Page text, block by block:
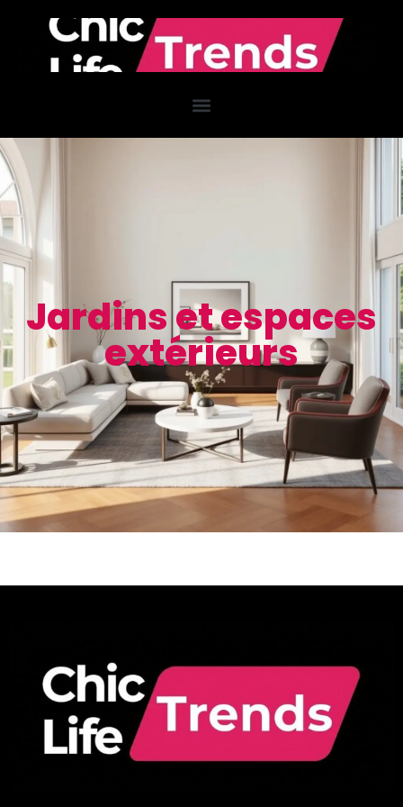
Jardins et espaces
extérieurs